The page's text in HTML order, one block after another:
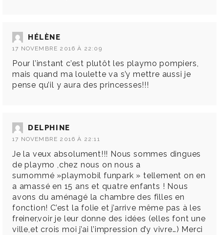
HÉLÈNE
17 NOVEMBRE 2016 À 22:09
Pour l’instant c’est plutôt les playmo pompiers,
mais quand ma loulette va s’y mettre aussi je
pense qu’il y aura des princesses!!!
DELPHINE
17 NOVEMBRE 2016 À 22:11
Je la veux absolument!!! Nous sommes dingues
de playmo ,chez nous on nous a
surnommé »playmobil funpark » tellement on en
a amassé en 15 ans et quatre enfants ! Nous
avons du aménagé la chambre des filles en
fonction! C’est la folie et j’arrive même pas à les
freiner,voir je leur donne des idées (elles font une
ville,et crois moi j’ai l’impression d’y vivre…) Merci